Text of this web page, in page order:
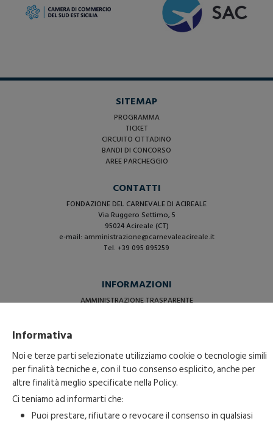
Informativa
Noi e terze parti selezionate utilizziamo cookie o tecnologie simili
per finalità tecniche e, con il tuo consenso esplicito, anche per
altre finalità meglio specificate nellaPolicy.
Ci teniamo ad informarti che:
Puoi prestare, rifiutare o revocare il consenso in qualsiasi
SITEMAP
PROGRAMMA
TICKET
CIRCUITO CITTADINO
BANDI DI CONCORSO
AREE PARCHEGGIO
CONTATTI
FONDAZIONE DEL CARNEVALE DI ACIREALE
Via Ruggero Settimo, 5
95024 Acireale (CT)
e-mail: amministrazione@carnevaleacireale.it
Tel. +39 095 895259
INFORMAZIONI
AMMINISTRAZIONE TRASPARENTE